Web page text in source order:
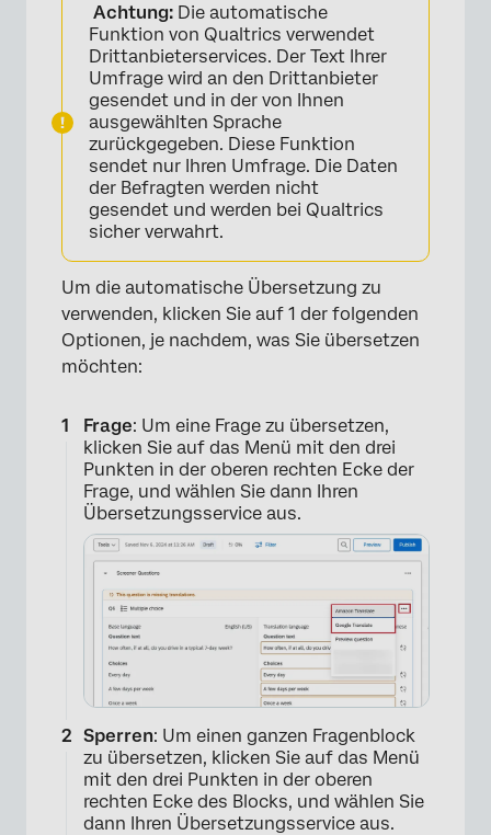
Achtung: Die automatische
Funktion von Qualtrics verwendet
Drittanbieterservices. Der Text Ihrer
Umfrage wird an den Drittanbieter
gesendet und in der von Ihnen
ausgewählten Sprache
zurückgegeben. Diese Funktion
sendet nur Ihren Umfrage. Die Daten
der Befragten werden nicht
gesendet und werden bei Qualtrics
sicher verwahrt.
Um die automatische Übersetzung zu
verwenden, klicken Sie auf 1 der folgenden
Optionen, je nachdem, was Sie übersetzen
möchten:
Frage: Um eine Frage zu übersetzen,
klicken Sie auf das Menü mit den drei
Punkten in der oberen rechten Ecke der
Frage, und wählen Sie dann Ihren
Übersetzungsservice aus.
Sperren: Um einen ganzen Fragenblock
zu übersetzen, klicken Sie auf das Menü
mit den drei Punkten in der oberen
rechten Ecke des Blocks, und wählen Sie
dann Ihren Übersetzungsservice aus.